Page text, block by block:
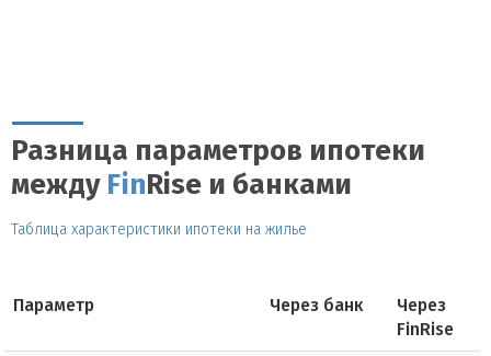
Разница параметров ипотеки
между Fin Rise и банками
Таблица характеристики ипотеки на жилье
Параметр Через банк
Через
FinRise